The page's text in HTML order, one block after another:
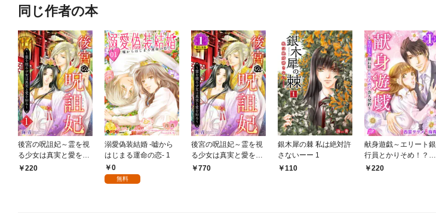
同じ作者の本
後宮の呪詛妃～霊を視
る少女は真実と愛を知
る～ 1巻
220
溺愛偽装結婚 -嘘から
はじまる運命の恋- 1
0
無料
後宮の呪詛妃～霊を視
る少女は真実と愛を知
る～ 単行本版 1巻
770
銀木犀の棘 私は絶対許
さないーー 1
110
献身遊戯～エリート銀
行員とかりそめ！？恋
人契約～ 1巻
220